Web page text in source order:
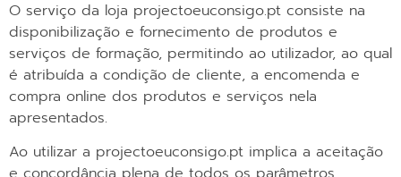
O serviço da loja projectoeuconsigo.pt consiste na
disponibilização e fornecimento de produtos e
serviços de formação, permitindo ao utilizador, ao qual
é atribuída a condição de cliente, a encomenda e
compra online dos produtos e serviços nela
apresentados.
Ao utilizar a projectoeuconsigo.pt implica a aceitação